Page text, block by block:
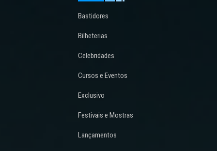
Bastidores
Bilheterias
Celebridades
Cursos e Eventos
Exclusivo
Festivais e Mostras
Lançamentos